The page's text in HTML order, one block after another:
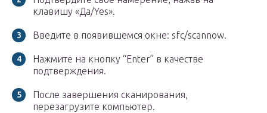
клавишу «Да/Yes».
Введите в появившемся окне: sfc/scannow.
Нажмите на кнопку “Enter” в качестве
подтверждения.
После завершения сканирования,
перезагрузите компьютер.